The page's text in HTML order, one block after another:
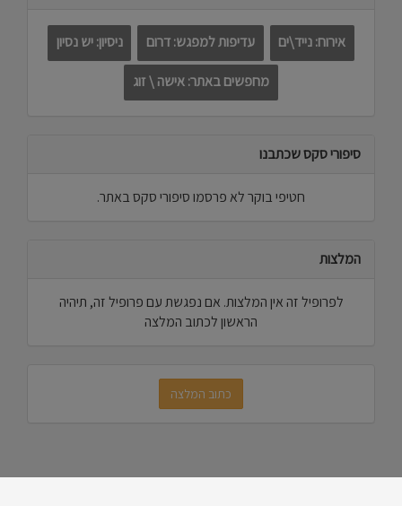
אירוח: נייד\ים עדיפות למפגש: דרום ניסיון: יש נסיון
מחפשים באתר: אישה \ זוג
סיפורי סקס שכתבנו
חטיפי בוקר לא פרסמו סיפורי סקס באתר.
המלצות
לפרופיל זה אין המלצות. אם נפגשת עם פרופיל זה, תיהיה
הראשון לכתוב המלצה
כתוב המלצה